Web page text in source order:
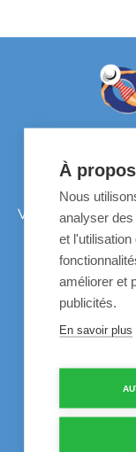
Envie
Venez dans un
À
Nous
analyser
et l'utilisation
améliorer et
publicités.
En savoir plus